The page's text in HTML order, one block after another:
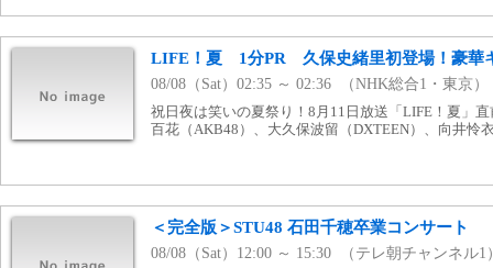
LIFE！夏 1分PR 久保史緒里初登場！豪華
08/08（Sat）02:35 ～ 02:36 （NHK総合1・東京）
祝日夜は笑いの夏祭り！8月11日放送「LIFE！夏」
百花（AKB48）、大久保波留（DXTEEN）、向井怜
＜完全版＞STU48 石田千穂卒業コンサート
08/08（Sat）12:00 ～ 15:30 （テレ朝チャンネル1